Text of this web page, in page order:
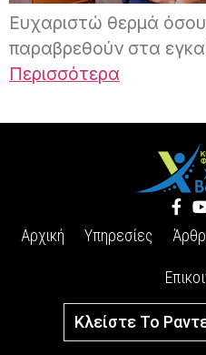
Ευχαριστώ θερμά
παραβρεθούν στα
Περισσότερα
Αρχική Υπηρεσίες
Κλείστε Το